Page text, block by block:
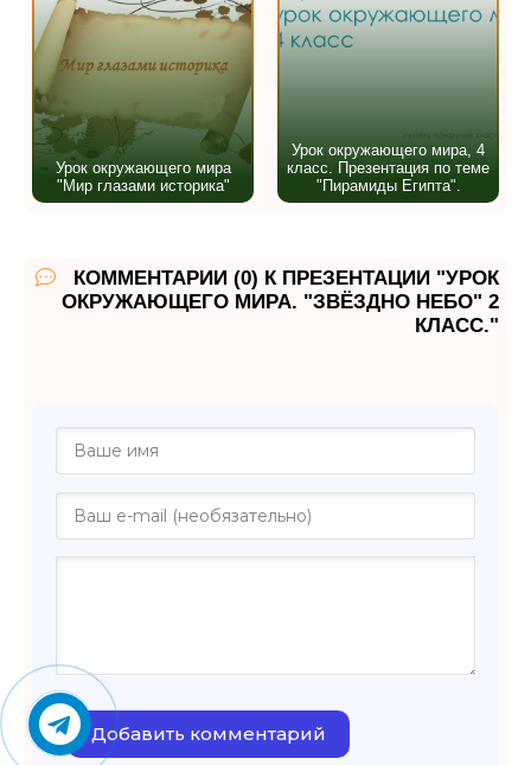
Урок окружающего мира
"Мир глазами историка"
Урок окружающего мира, 4
класс. Презентация по теме
"Пирамиды Египта".
КОММЕНТАРИИ (0) К ПРЕЗЕНТАЦИИ "УРОК
ОКРУЖАЮЩЕГО МИРА. "ЗВЁЗДНО НЕБО" 2
КЛАСС."
Добавить комментарий